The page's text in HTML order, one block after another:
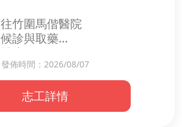
竹圍馬偕醫院
診與取藥
流程
返回
真實力量
發佈時間：2026/08/07
志工詳情